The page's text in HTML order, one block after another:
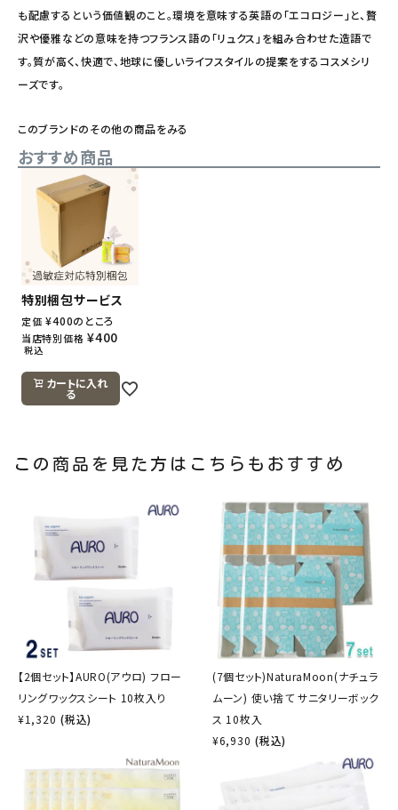
も配慮するという価値観のこと。環境を意味する英語の「エコロジー」と、贅
沢や優雅などの意味を持つフランス語の「リュクス」を組み合わせた造語で
す。質が高く、快適で、地球に優しいライフスタイルの提案をするコスメシリ
ーズです。
このブランドのその他の商品をみる
おすすめ商品
特別梱包サービス
定価 ¥400のところ
当店特別価格 ¥400
税込
カートに入れ
る
この商品を見た方はこちらもおすすめ
【2個セット】AURO(アウロ) フロー
リングワックスシート 10枚入り
¥1,320 (税込)
(7個セット)NaturaMoon(ナチュラ
ムーン) 使い捨て サニタリーボック
ス 10枚入
¥6,930 (税込)